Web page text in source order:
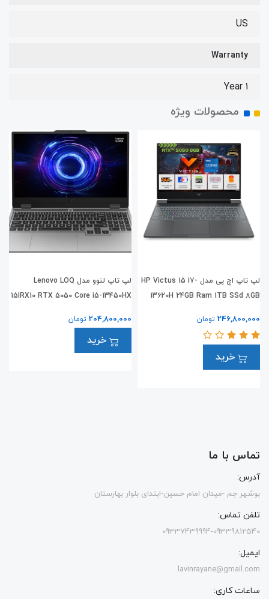
US
Warranty
1 Year
محصولات ویژه
لپ تاپ اچ پی مدل HP Victus 15 i7-
13620H 24GB Ram 1TB SSd 8GB
246,800,000 تومان
لپ تاپ لنوو مدل Lenovo LOQ
15IRX10 RTX 5050 Core i5-13450HX
204,800,000 تومان
تماس با ما
آدرس:
بوشهر جم -میدان امام حسین-ابتدای بلوار بهارستان
تلفن تماس:
09337439994-09339812540
ایمیل:
lavinrayane@gmail.com
ساعات کاری: